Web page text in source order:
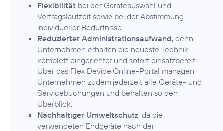
Flexibilität bei der Geräteauswahl und
Vertragslaufzeit sowie bei der Abstimmung
individueller Bedürfnisse.
Reduzierter Administrationsaufwand, denn
Unternehmen erhalten die neueste Technik
komplett eingerichtet und sofort einsatzbereit.
Über das Flex Device Online-Portal managen
Unternehmen zudem jederzeit alle Geräte- und
Servicebuchungen und behalten so den
Überblick.
Nachhaltiger Umweltschutz, da die
verwendeten Endgeräte nach der